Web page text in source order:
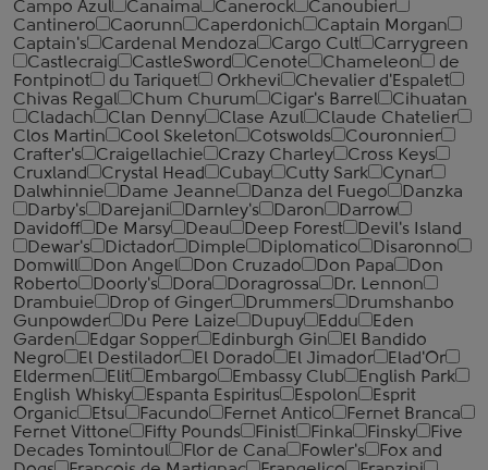
Campo Azul Canaima Canerock
Canoubier
Cantinero
Caorunn Caperdonich
Captain Morgan
Captain's
Cardenal Mendoza Cargo Cult
Carrygreen
Castlecraig
CastleSword Cenote Chameleon
de
Fontpinot
du Tariquet Orkhevi
Chevalier d'Espalet
Chivas Regal
Chum Churum Cigar's Barrel
Cihuatan
Cladach
Clan Denny Clase Azul
Claude Chatelier
Clos Martin
Cool Skeleton Cotswolds
Couronnier
Crafter's
Craigellachie Crazy Charley
Cross Keys
Cruxland
Crystal Head Cubay Cutty Sark
Cynar
Dalwhinnie
Dame Jeanne Danza del Fuego
Danzka
Darby's
Darejani Darnley's Daron
Darrow
Davidoff
De Marsy Deau Deep Forest
Devil's Island
Dewar's
Dictador Dimple Diplomatico
Disaronno
Domwill
Don Angel Don Cruzado Don Papa
Don
Roberto
Doorly's Dora Doragrossa
Dr. Lennon
Drambuie
Drop of Ginger Drummers
Drumshanbo
Gunpowder
Du Pere Laize Dupuy Eddu
Eden
Garden
Edgar Sopper Edinburgh Gin
El Bandido
Negro
El Destilador El Dorado El Jimador
Elad'Or
Eldermen
Elit Embargo Embassy Club
English Park
English Whisky
Espanta Espiritus Espolon
Esprit
Organic
Etsu Facundo Fernet Antico
Fernet Branca
Fernet Vittone
Fifty Pounds Finist Finka Finsky
Five
Decades Tomintoul
Flor de Cana Fowler's
Fox and